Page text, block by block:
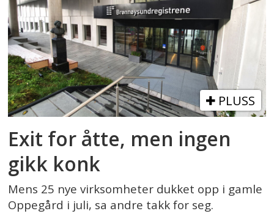
PLUSS
Exit for åtte, men ingen
gikk konk
Mens 25 nye virksomheter dukket opp i gamle
Oppegård i juli, sa andre takk for seg.